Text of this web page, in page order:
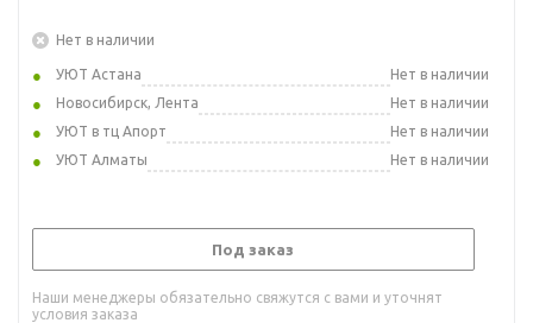
Нет в наличии
УЮТ Астана
Нет в наличии
Новосибирск, Лента
Нет в наличии
УЮТ в тц Апорт
Нет в наличии
УЮТ Алматы
Нет в наличии
Под заказ
Наши менеджеры обязательно свяжутся с вами и уточнят
условия заказа